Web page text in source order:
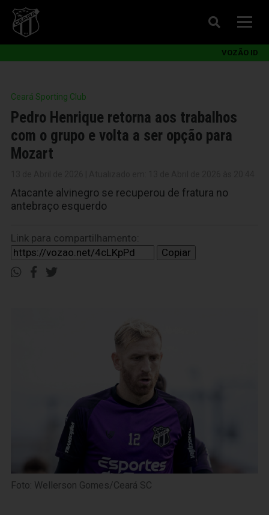
VOZÃO ID
Ceará Sporting Club
Pedro Henrique retorna aos trabalhos
com o grupo e volta a ser opção para
Mozart
Atacante alvinegro se recuperou de fratura no
antebraço esquerdo
Link para compartilhamento:
Copiar
Foto: Wellerson Gomes/Ceará SC